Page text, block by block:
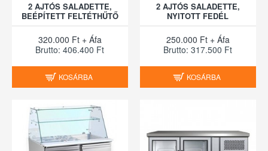
2 AJTÓS SALADETTE,
BEÉPÍTETT FELTÉTHŰTŐ
320.000 Ft + Áfa
Brutto: 406.400 Ft
KOSÁRBA
2 AJTÓS SALADETTE,
NYITOTT FEDÉL
250.000 Ft + Áfa
Brutto: 317.500 Ft
KOSÁRBA